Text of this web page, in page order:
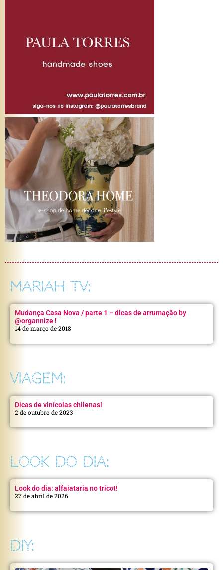
MARIAH TV:
Mudança Casa Nova / parte 1 – dicas de arrumação by
@organnize !
14 de março de 2018
VIAGEM:
Dicas de vinícolas chilenas!
2 de outubro de 2023
LOOK DO DIA:
Look do dia: alfaiataria no tricot!
27 de abril de 2026
DIY: